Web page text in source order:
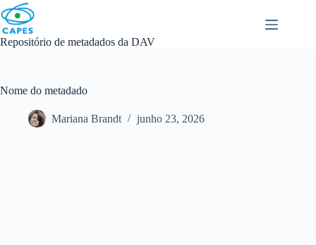
Skip
to
content
Repositório de metadados da DAV
Nome do metadado
Mariana Brandt junho 23, 2026